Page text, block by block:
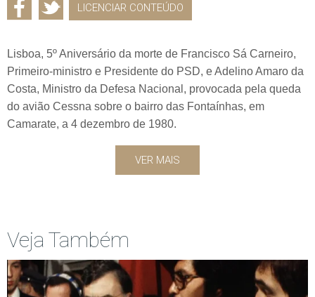
LICENCIAR CONTEÚDO
Lisboa, 5º Aniversário da morte de Francisco Sá Carneiro,
Primeiro-ministro e Presidente do PSD, e Adelino Amaro da
Costa, Ministro da Defesa Nacional, provocada pela queda
do avião Cessna sobre o bairro das Fontaínhas, em
Camarate, a 4 dezembro de 1980.
VER MAIS
Veja Também